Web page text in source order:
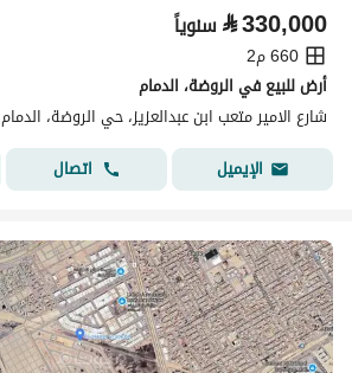
⃁330,000 سنوياً
660 م2
أرض للبيع في الروضة، الدمام
شارع الامير متعب ابن عبدالعزيز، حي الروضة، الدمام
الإيميل
اتصال